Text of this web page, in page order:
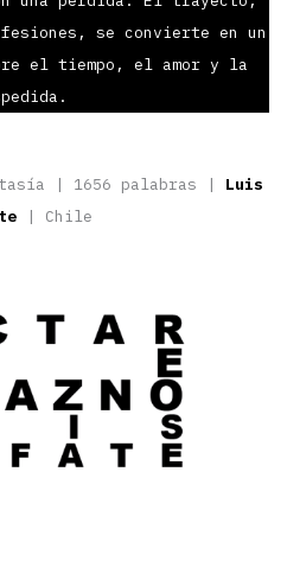
se convierte en un
el tiempo, el amor y la
| 1656 palabras | Luis
| Chile